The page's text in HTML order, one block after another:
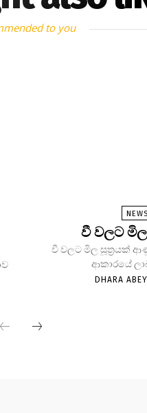
to you
NEWS
වී වලට
වී වලට මිල සූත්‍රයක්
ආකාරයේ
DHARA